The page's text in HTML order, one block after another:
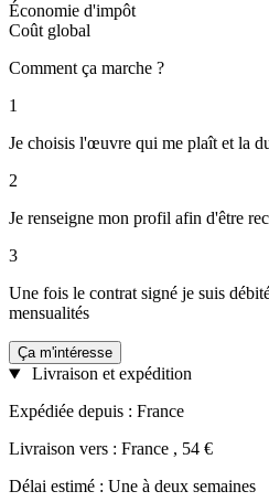
Économie d'impôt
Coût global
Comment ça marche ?
1
Je choisis l'œuvre qui me plaît et la
2
Je renseigne mon profil afin d'être
3
Une fois le contrat signé je suis
mensualités
Ça m'intéresse
Livraison et expédition
Expédiée depuis : France
Livraison vers : France , 54 €
Délai estimé : Une à deux semaines